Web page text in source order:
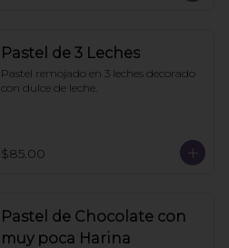
Pastel de 3 Leches
Pastel remojado en 3 leches decorado
con dulce de leche.
$85.00
Pastel de Chocolate con
muy poca Harina